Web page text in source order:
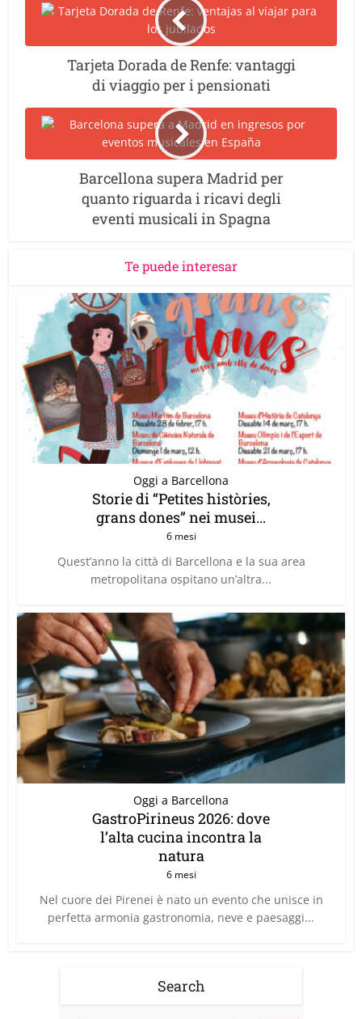
Tarjeta Dorada de Renfe: vantaggi
di viaggio per i pensionati
Barcellona supera Madrid per
quanto riguarda i ricavi degli
eventi musicali in Spagna
Te puede interesar
Oggi a Barcellona
Storie di “Petites històries,
grans dones” nei musei...
6 mesi
Quest’anno la città di Barcellona e la sua area
metropolitana ospitano un’altra...
Oggi a Barcellona
GastroPirineus 2026: dove
l’alta cucina incontra la
natura
6 mesi
Nel cuore dei Pirenei è nato un evento che unisce in
perfetta armonia gastronomia, neve e paesaggi...
Search